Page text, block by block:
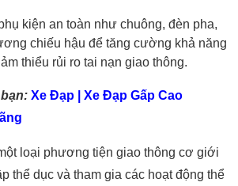
kiện an toàn như chuông, đèn pha,
chiếu hậu để tăng cường khả năng
thiểu rủi ro tai nạn giao thông.
Xe Đạp | Xe Đạp Gấp Cao
loại phương tiện giao thông cơ giới
thể dục và tham gia các hoạt động thể